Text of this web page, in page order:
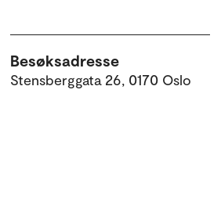
Besøksadresse
Stensberggata 26, 0170 Oslo